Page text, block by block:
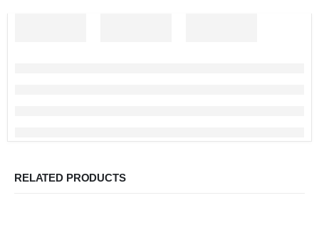
RELATED PRODUCTS